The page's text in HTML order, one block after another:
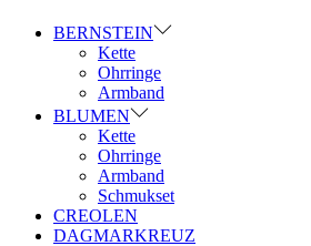
BERNSTEIN
Kette
Ohrringe
Armband
BLUMEN
Kette
Ohrringe
Armband
Schmukset
CREOLEN
DAGMARKREUZ